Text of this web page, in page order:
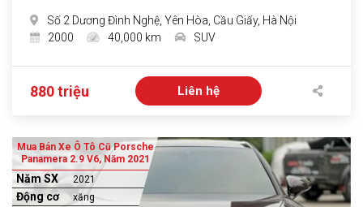
Số 2 Dương Đình Nghệ, Yên Hòa, Cầu Giấy, Hà Nội
2000
40,000 km SUV
880 triệu Liên hệ
Mua Bán Xe Ô Tô Cũ Porsche
Panamera 2.9 V6, Năm 2021
Năm SX 2021
Động cơ xăng